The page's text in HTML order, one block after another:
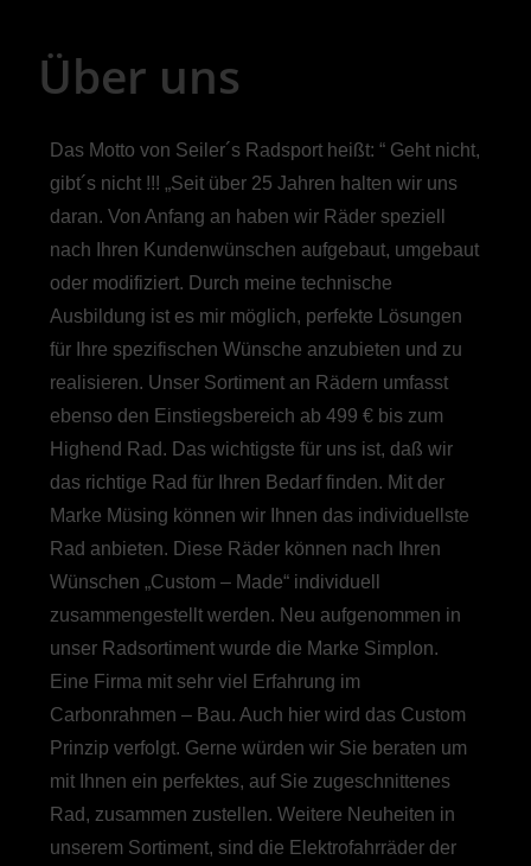
Über uns
Das Motto von Seiler´s Radsport heißt: “ Geht nicht,
gibt´s nicht !!! „Seit über 25 Jahren halten wir uns
daran. Von Anfang an haben wir Räder speziell
nach Ihren Kundenwünschen aufgebaut, umgebaut
oder modifiziert. Durch meine technische
Ausbildung ist es mir möglich, perfekte Lösungen
für Ihre spezifischen Wünsche anzubieten und zu
realisieren. Unser Sortiment an Rädern umfasst
ebenso den Einstiegsbereich ab 499 € bis zum
Highend Rad. Das wichtigste für uns ist, daß wir
das richtige Rad für Ihren Bedarf finden. Mit der
Marke Müsing können wir Ihnen das individuellste
Rad anbieten. Diese Räder können nach Ihren
Wünschen „Custom – Made“ individuell
zusammengestellt werden. Neu aufgenommen in
unser Radsortiment wurde die Marke Simplon.
Eine Firma mit sehr viel Erfahrung im
Carbonrahmen – Bau. Auch hier wird das Custom
Prinzip verfolgt. Gerne würden wir Sie beraten um
mit Ihnen ein perfektes, auf Sie zugeschnittenes
Rad, zusammen zustellen. Weitere Neuheiten in
unserem Sortiment, sind die Elektrofahrräder der